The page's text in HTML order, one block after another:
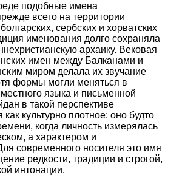
подобные имена
всего на территории
сербских и хорватских
именования долго сохраняла
архаику. Вековая
имен между Балканами и
миром делала их звучание
формы могли меняться в
языка и письменной
в такой перспективе
культурно плотное: оно будто
когда личность измерялась
а характером и
современного носителя это имя
редкости, традиции и строгой,
интонации.